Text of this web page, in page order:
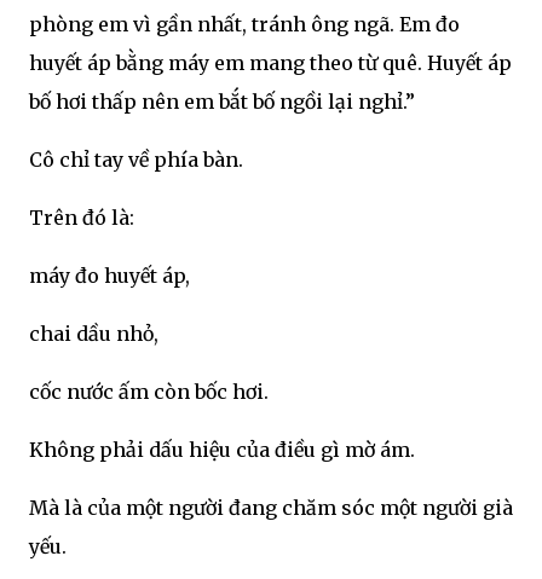
phòng em vì gần nhất, tránh ông ngã. Em đo
huyết áp bằng máy em mang theo từ quê. Huyết áp
bố hơi thấp nên em bắt bố ngồi lại nghỉ.”
Cô chỉ tay về phía bàn.
Trên đó là:
máy đo huyết áp,
chai dầu nhỏ,
cốc nước ấm còn bốc hơi.
Không phải dấu hiệu của điều gì mờ ám.
Mà là của một người đang chăm sóc một người già
yếu.